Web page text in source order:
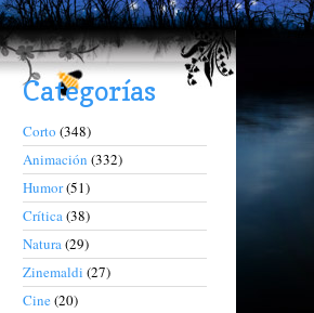
Categorías
Corto (348)
Animación (332)
Humor(51)
Crítica(38)
Natura(29)
Zinemaldi (27)
Cine(20)